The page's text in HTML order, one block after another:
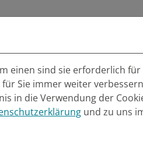
Metallbau
einen sind sie erforderlich
Sie immer weiter
in die Verwendung der
und zu uns